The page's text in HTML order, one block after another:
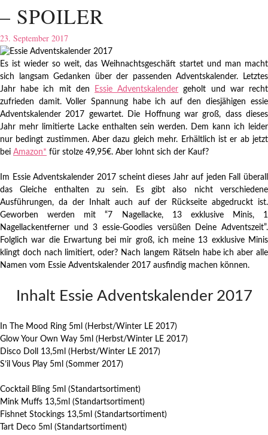
– SPOILER
23. September 2017
Es ist wieder so weit, das Weihnachtsgeschäft startet und man macht
sich langsam Gedanken über der passenden Adventskalender. Letztes
Jahr habe ich mit den
Essie Adventskalender geholt und war recht
zufrieden damit. Voller Spannung habe ich auf den diesjähigen essie
Adventskalender 2017 gewartet. Die Hoffnung war groß, dass dieses
Jahr mehr limitierte Lacke enthalten sein werden. Dem kann ich leider
nur bedingt zustimmen. Aber dazu gleich mehr. Erhältlich ist er ab jetzt
bei Amazon* für stolze 49,95€. Aber lohnt sich der Kauf?
Im Essie Adventskalender 2017 scheint dieses Jahr auf jeden Fall überall
das Gleiche enthalten zu sein. Es gibt also nicht verschiedene
Ausführungen, da der Inhalt auch auf der Rückseite abgedruckt ist.
Geworben werden mit “7 Nagellacke, 13 exklusive Minis, 1
Nagellackentferner und 3 essie-Goodies versüßen Deine Adventszeit”.
Folglich war die Erwartung bei mir groß, ich meine 13 exklusive Minis
klingt doch nach limitiert, oder? Nach langem Rätseln habe ich aber alle
Namen vom Essie Adventskalender 2017 ausfindig machen können.
Inhalt Essie Adventskalender 2017
In The Mood Ring 5ml (Herbst/Winter LE 2017)
Glow Your Own Way 5ml (Herbst/Winter LE 2017)
Disco Doll 13,5ml (Herbst/Winter LE 2017)
S’il Vous Play 5ml (Sommer 2017)
Cocktail Bling 5ml (Standartsortiment)
Mink Muffs 13,5ml (Standartsortiment)
Fishnet Stockings 13,5ml (Standartsortiment)
Tart Deco 5ml (Standartsortiment)